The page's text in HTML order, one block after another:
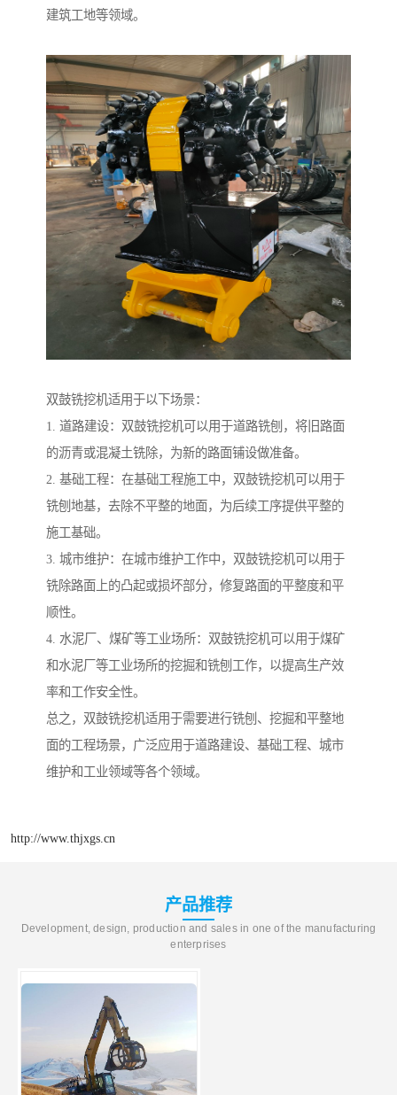
建筑工地等领域。
双鼓铣挖机适用于以下场景：
1. 道路建设：双鼓铣挖机可以用于道路铣刨，将旧路面
的沥青或混凝土铣除，为新的路面铺设做准备。
2. 基础工程：在基础工程施工中，双鼓铣挖机可以用于
铣刨地基，去除不平整的地面，为后续工序提供平整的
施工基础。
3. 城市维护：在城市维护工作中，双鼓铣挖机可以用于
铣除路面上的凸起或损坏部分，修复路面的平整度和平
顺性。
4. 水泥厂、煤矿等工业场所：双鼓铣挖机可以用于煤矿
和水泥厂等工业场所的挖掘和铣刨工作，以提高生产效
率和工作安全性。
总之，双鼓铣挖机适用于需要进行铣刨、挖掘和平整地
面的工程场景，广泛应用于道路建设、基础工程、城市
维护和工业领域等各个领域。
http://www.thjxgs.cn
产品推荐
Development, design, production and sales in one of the manufacturing
enterprises